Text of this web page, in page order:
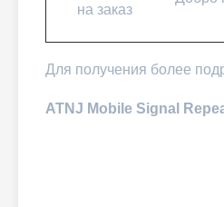
на заказ
Для получения более
ATNJ Mobile Signal